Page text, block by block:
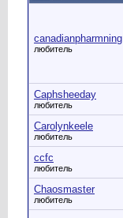
canadianpharmning
любитель
Caphsheeday
любитель
Carolynkeele
любитель
ccfc
любитель
Chaosmaster
любитель